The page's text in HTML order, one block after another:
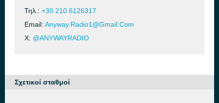
Τηλ.: +30 210 6126317
Email: Anyway.Radio1@Gmail.Com
X: @ANYWAYRADIO
Σχετικοί σταθμοί